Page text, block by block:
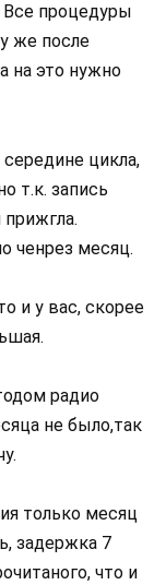
Все процедуры
же после
на это нужно
цикла,
т.к. запись
ченрез месяц.
и у вас, скорее
радио
не было,так
только месяц
задержка 7
что и